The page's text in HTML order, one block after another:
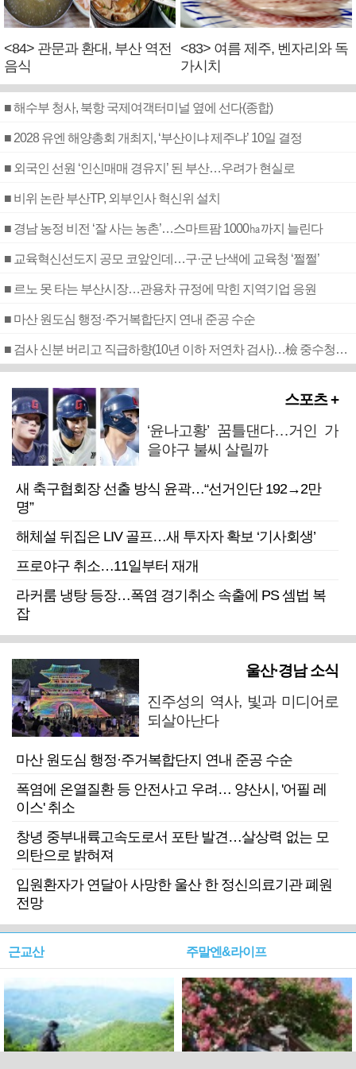
<84> 관문과 환대, 부산 역전
음식
<83> 여름 제주, 벤자리와 독
가시치
■ 해수부 청사, 북항 국제여객터미널 옆에 선다(종합)
■ 2028 유엔 해양총회 개최지, ‘부산이냐 제주냐’ 10일 결정
■ 외국인 선원 ‘인신매매 경유지’ 된 부산…우려가 현실로
■ 비위 논란 부산TP, 외부인사 혁신위 설치
■ 경남 농정 비전 ‘잘 사는 농촌’…스마트팜 1000㏊까지 늘린다
■ 교육혁신선도지 공모 코앞인데…구·군 난색에 교육청 ‘쩔쩔’
■ 르노 못 타는 부산시장…관용차 규정에 막힌 지역기업 응원
■ 마산 원도심 행정·주거복합단지 연내 준공 수순
■ 검사 신분 버리고 직급하향(10년 이하 저연차 검사)…檢 중수청행 기피
스포츠 +
‘윤나고황’ 꿈틀댄다…거인 가
을야구 불씨 살릴까
새 축구협회장 선출 방식 윤곽…“선거인단 192→2만
명”
해체설 뒤집은 LIV 골프…새 투자자 확보 ‘기사회생’
프로야구 취소…11일부터 재개
라커룸 냉탕 등장…폭염 경기취소 속출에 PS 셈법 복
잡
울산·경남 소식
진주성의 역사, 빛과 미디어로
되살아난다
마산 원도심 행정·주거복합단지 연내 준공 수순
폭염에 온열질환 등 안전사고 우려… 양산시, '어필 레
이스' 취소
창녕 중부내륙고속도로서 포탄 발견…살상력 없는 모
의탄으로 밝혀져
입원환자가 연달아 사망한 울산 한 정신의료기관 폐원
전망
근교산 주말엔&라이프